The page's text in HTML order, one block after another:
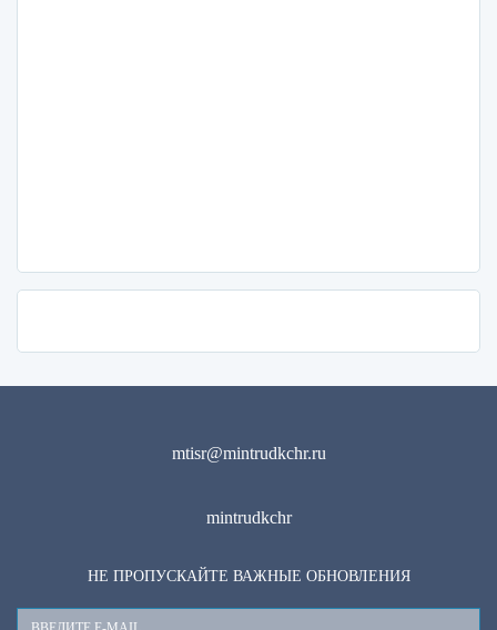
mtisr@mintrudkchr.ru
mintrudkchr
НЕ ПРОПУСКАЙТЕ ВАЖНЫЕ ОБНОВЛЕНИЯ
Ваш